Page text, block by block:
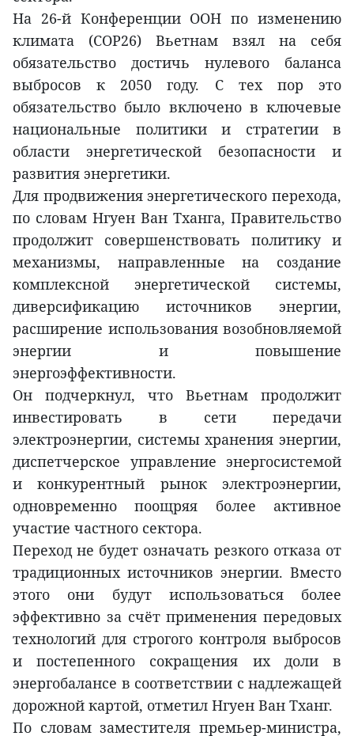
На 26-й Конференции ООН по изменению
климата (COP26) Вьетнам взял на себя
обязательство достичь нулевого баланса
выбросов к 2050 году. С тех пор это
обязательство было включено в ключевые
национальные политики и стратегии в
области энергетической безопасности и
развития энергетики.
Для продвижения энергетического перехода,
по словам Нгуен Ван Тханга, Правительство
продолжит совершенствовать политику и
механизмы, направленные на создание
комплексной энергетической системы,
диверсификацию источников энергии,
расширение использования возобновляемой
энергии и повышение
энергоэффективности.
Он подчеркнул, что Вьетнам продолжит
инвестировать в сети передачи
электроэнергии, системы хранения энергии,
диспетчерское управление энергосистемой
и конкурентный рынок электроэнергии,
одновременно поощряя более активное
участие частного сектора.
Переход не будет означать резкого отказа от
традиционных источников энергии. Вместо
этого они будут использоваться более
эффективно за счёт применения передовых
технологий для строгого контроля выбросов
и постепенного сокращения их доли в
энергобалансе в соответствии с надлежащей
дорожной картой, отметил Нгуен Ван Тханг.
По словам заместителя премьер-министра,